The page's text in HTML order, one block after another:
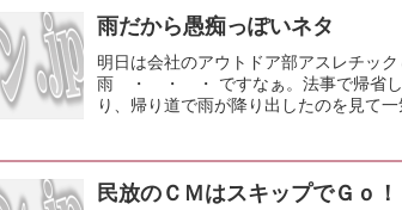
雨だから愚痴っぽいネタ
明日は会社のアウトドア部アスレチッ
雨 ・ ・ ・ ですなぁ。法事で帰省し
り、帰り道で雨が降り出したのを見て
民放のＣＭはスキップでＧｏ！